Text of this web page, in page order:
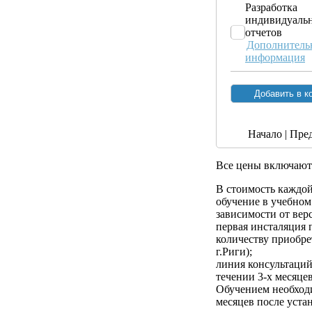
Разработка
отчетов
информация
Начало |
Все цены
В стоимость
обучение в
зависимости от
первая
количеству
г.Риги);
линия
течении 3-х
Обучением
месяцев после